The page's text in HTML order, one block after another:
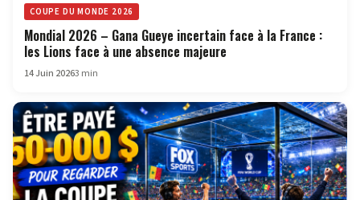
COUPE DU MONDE 2026
Mondial 2026 – Gana Gueye incertain face à la France :
les Lions face à une absence majeure
14 Juin 20263 min